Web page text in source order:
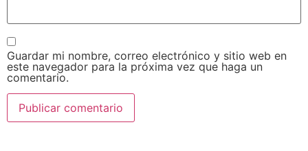
Guardar mi nombre, correo electrónico y sitio web en
este navegador para la próxima vez que haga un
comentario.